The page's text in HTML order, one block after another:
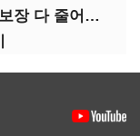
단독 가입 어려워진 실손, 보험료·보장 다 줄어든 5세대는?